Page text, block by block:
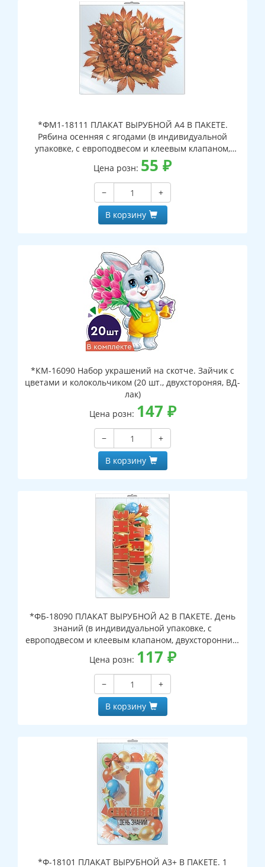
*ФМ1-18111 ПЛАКАТ ВЫРУБНОЙ А4 В ПАКЕТЕ.
Рябина осенняя с ягодами (в индивидуальной
упаковке, с европодвесом и клеевым клапаном,
двухсторонний, ВД-лак)
Цена розн: 55 ₽
−
+
В корзину
*КМ-16090 Набор украшений на скотче. Зайчик с
цветами и колокольчиком (20 шт., двухстороняя, ВД-
лак)
Цена розн: 147 ₽
−
+
В корзину
*ФБ-18090 ПЛАКАТ ВЫРУБНОЙ А2 В ПАКЕТЕ. День
знаний (в индивидуальной упаковке, с
европодвесом и клеевым клапаном, двухсторонний,
ВД-лак)
Цена розн: 117 ₽
−
+
В корзину
*Ф-18101 ПЛАКАТ ВЫРУБНОЙ А3+ В ПАКЕТЕ. 1